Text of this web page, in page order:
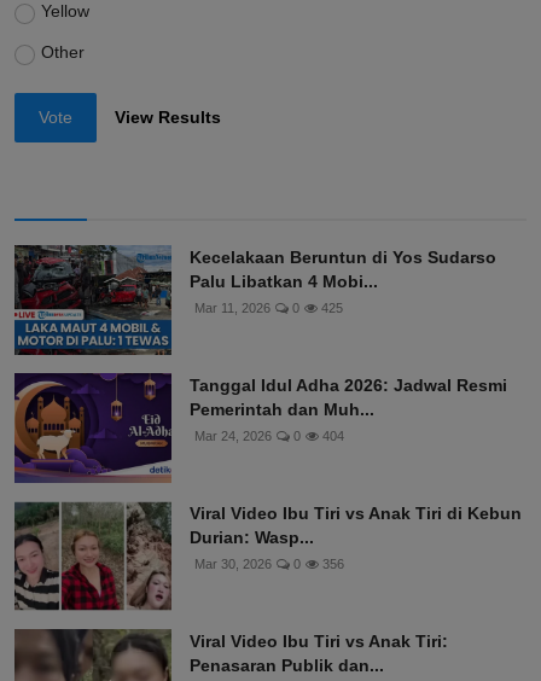
Yellow
Other
Vote View Results
Kecelakaan Beruntun di Yos Sudarso
Palu Libatkan 4 Mobi...
Mar 11, 2026 0 425
Tanggal Idul Adha 2026: Jadwal Resmi
Pemerintah dan Muh...
Mar 24, 2026 0 404
Viral Video Ibu Tiri vs Anak Tiri di Kebun
Durian: Wasp...
Mar 30, 2026 0 356
Viral Video Ibu Tiri vs Anak Tiri:
Penasaran Publik dan...